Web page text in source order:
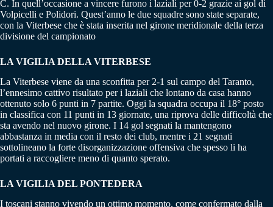
C. In quell’occasione a vincere furono i laziali per 0-2 grazie ai gol di
Volpicelli e Polidori. Quest’anno le due squadre sono state separate,
con la Viterbese che è stata inserita nel girone meridionale della terza
divisione del campionato
LA VIGILIA DELLA VITERBESE
La Viterbese viene da una sconfitta per 2-1 sul campo del Taranto,
l’ennesimo cattivo risultato per i laziali che lontano da casa hanno
ottenuto solo 6 punti in 7 partite. Oggi la squadra occupa il 18° posto
in classifica con 11 punti in 13 giornate, una riprova delle difficoltà che
sta avendo nel nuovo girone. I 14 gol segnati la mantengono
abbastanza in media con il resto dei club, mentre i 21 segnati
sottolineano la forte disorganizzazione offensiva che spesso li ha
portati a raccogliere meno di quanto sperato.
LA VIGILIA DEL PONTEDERA
I toscani stanno vivendo un ottimo momento, come confermato dalla